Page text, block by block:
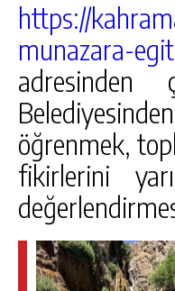
https://
munazara-
adresinden
öğrenmek,
fikirlerini